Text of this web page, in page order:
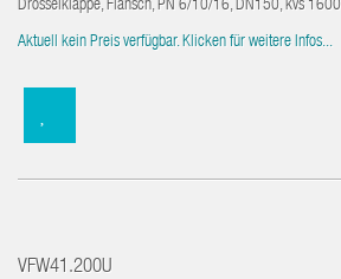
Drosselklappe, Flansch, PN 6/10/16, DN150, kvs 1600
Aktuell kein Preis verfügbar. Klicken für weitere Infos...
VFW41.200U